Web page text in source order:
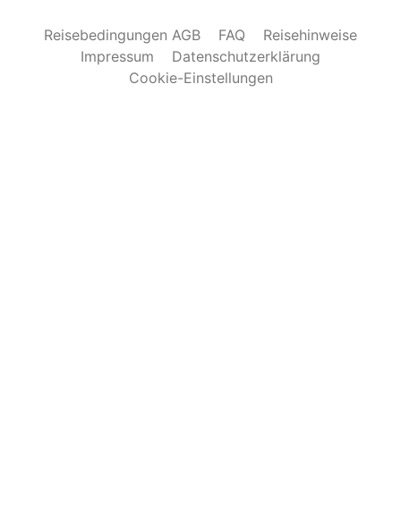
Reisebedingungen AGB FAQ
Reisehinweise
Impressum
Datenschutzerklärung
Cookie-Einstellungen